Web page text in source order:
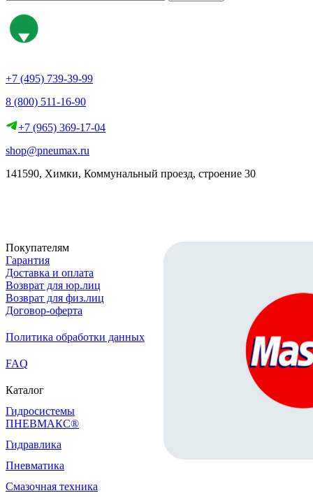
+7 (495) 739-39-99
8 (800) 511-16-90
+7 (965) 369-17-04
shop@pneumax.ru
141590, Химки, Коммунальный проезд, строение 30
Покупателям
Гарантия
Доставка и оплата
Возврат для юр.лиц
Возврат для физ.лиц
Договор-оферта
Политика обработки данных
FAQ
Каталог
Гидросистемы
ПНЕВМАКС®
Гидравлика
Пневматика
Смазочная техника